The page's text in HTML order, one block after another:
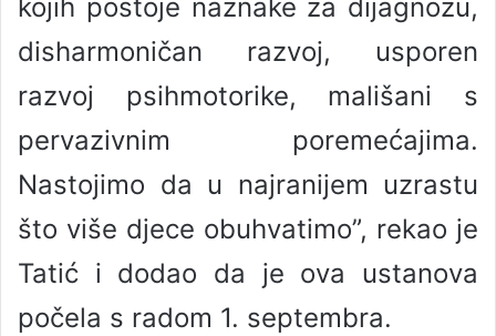
kojih postoje naznake za dijagnozu,
disharmoničan razvoj, usporen
razvoj psihmotorike, mališani s
pervazivnim poremećajima.
Nastojimo da u najranijem uzrastu
što više djece obuhvatimo”, rekao je
Tatić i dodao da je ova ustanova
počela s radom 1. septembra.